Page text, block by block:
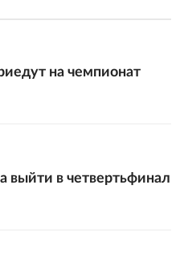
на чемпионат
выйти в четвертьфинал